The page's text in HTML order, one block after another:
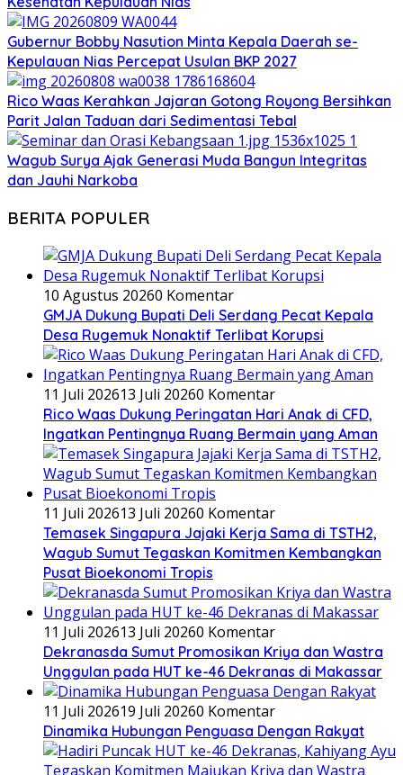
Gubernur Bobby Nasution Minta Kepala Daerah se-
Kepulauan Nias Percepat Usulan BKP 2027
Rico Waas Kerahkan Jajaran Gotong Royong Bersihkan
Parit Jalan Taduan dari Sedimentasi Tebal
Wagub Surya Ajak Generasi Muda Bangun Integritas
dan Jauhi Narkoba
BERITA POPULER
10 Agustus 20260 Komentar
GMJA Dukung Bupati Deli Serdang Pecat Kepala
Desa Rugemuk Nonaktif Terlibat Korupsi
11 Juli 202613 Juli 20260 Komentar
Rico Waas Dukung Peringatan Hari Anak di CFD,
Ingatkan Pentingnya Ruang Bermain yang Aman
11 Juli 202613 Juli 20260 Komentar
Temasek Singapura Jajaki Kerja Sama di TSTH2,
Wagub Sumut Tegaskan Komitmen Kembangkan
Pusat Bioekonomi Tropis
11 Juli 202613 Juli 20260 Komentar
Dekranasda Sumut Promosikan Kriya dan Wastra
Unggulan pada HUT ke-46 Dekranas di Makassar
11 Juli 202619 Juli 20260 Komentar
Dinamika Hubungan Penguasa Dengan Rakyat